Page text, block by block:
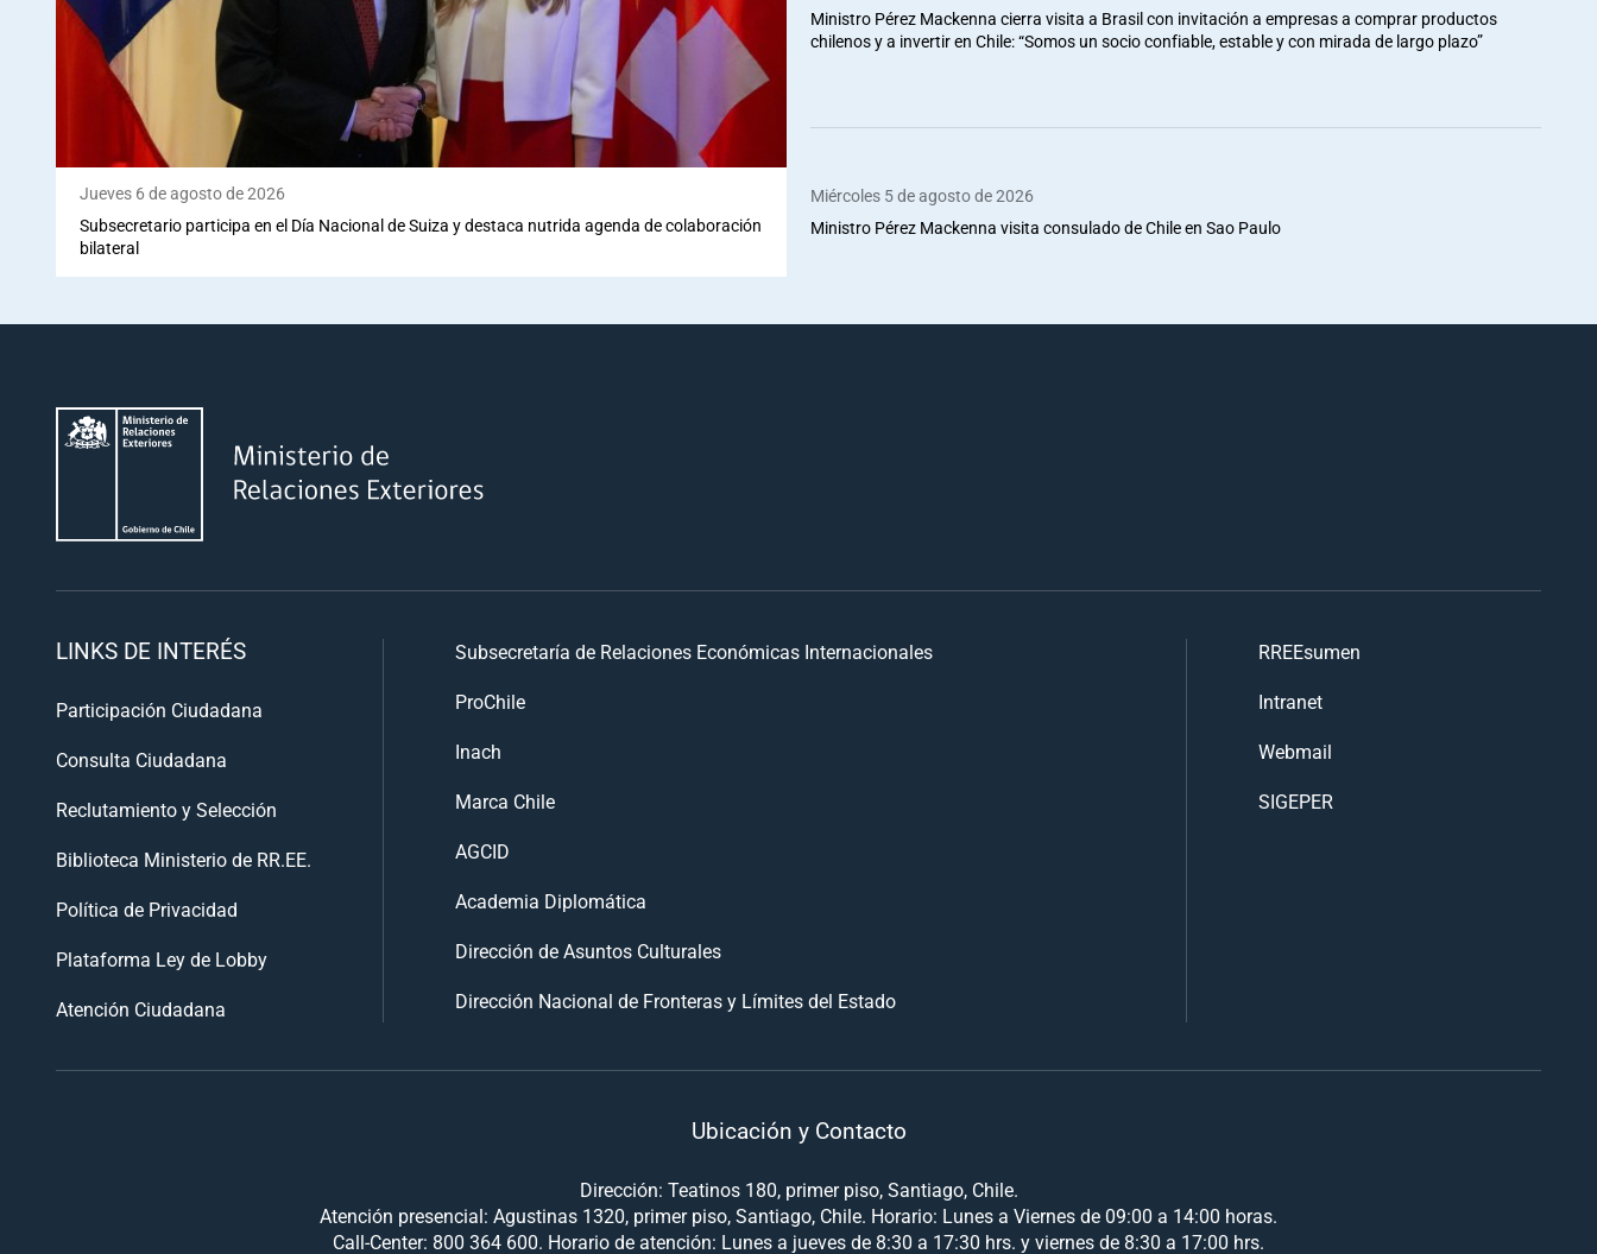
Jueves 6 de agosto de 2026
Subsecretario participa en el Día Nacional de Suiza y destaca nutrida agenda de colaboración
bilateral
Ministro Pérez Mackenna cierra visita a Brasil con invitación a empresas a comprar productos
chilenos y a invertir en Chile: “Somos un socio confiable, estable y con mirada de largo plazo”
Miércoles 5 de agosto de 2026
Ministro Pérez Mackenna visita consulado de Chile en Sao Paulo
LINKS DE INTERÉS
Participación Ciudadana
Consulta Ciudadana
Reclutamiento y Selección
Biblioteca Ministerio de RR.EE.
Política de Privacidad
Plataforma Ley de Lobby
Atención Ciudadana
Subsecretaría de Relaciones Económicas Internacionales
ProChile
Inach
Marca Chile
AGCID
Academia Diplomática
Dirección de Asuntos Culturales
Dirección Nacional de Fronteras y Límites del Estado
RREEsumen
Intranet
Webmail
SIGEPER
Ubicación y Contacto
Dirección: Teatinos 180, primer piso, Santiago, Chile.
Atención presencial: Agustinas 1320, primer piso, Santiago, Chile. Horario: Lunes a Viernes de 09:00 a 14:00 horas.
Call-Center: 800 364 600. Horario de atención: Lunes a jueves de 8:30 a 17:30 hrs. y viernes de 8:30 a 17:00 hrs.